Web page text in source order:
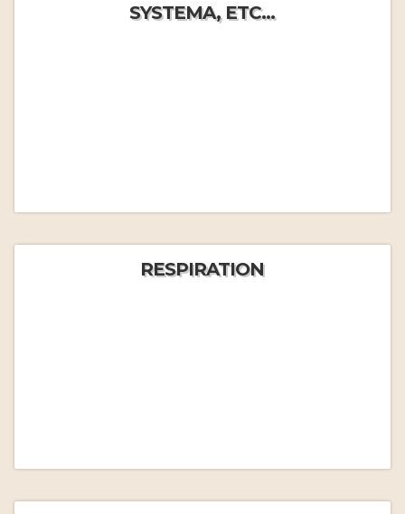
SYSTEMA, ETC...
RESPIRATION